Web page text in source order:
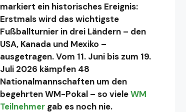
markiert ein historisches Ereignis:
Erstmals wird das wichtigste
Fußballturnier in drei Ländern – den
USA, Kanada und Mexiko –
ausgetragen. Vom 11. Juni bis zum 19.
Juli 2026 kämpfen 48
Nationalmannschaften um den
begehrten WM-Pokal – so vieleWM
Teilnehmer gab es noch nie.